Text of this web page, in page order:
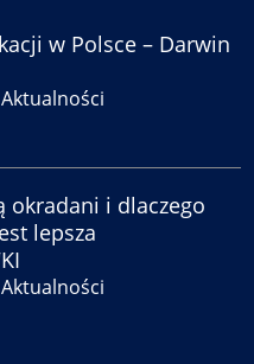
w Polsce – Darwin
Aktualności
okradani i dlaczego
lepsza
Aktualności